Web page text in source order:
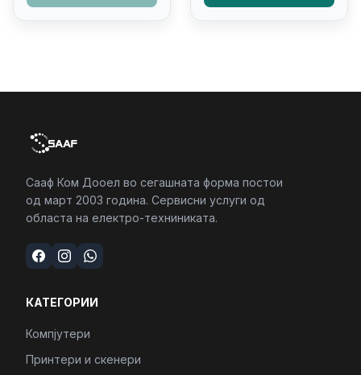
Сааф Ком Дооел во сегашната форма постои
од март 2003 година. Сервисни услуги од
областа на електро-техниниката.
КАТЕГОРИИ
Компјутери
Принтери и скенери